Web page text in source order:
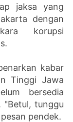
jaksa yang
dengan
korupsi
kabar
Tinggi Jawa
bersedia
"Betul, tunggu
pendek.